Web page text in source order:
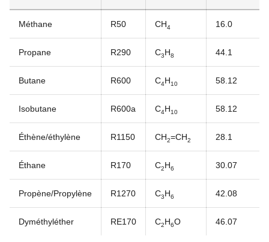
Méthane R50 CH4 16.0
Propane R290 C3H8 44.1
Butane R600 C4H10 58.12
Isobutane R600a C4H10 58.12
Éthène/éthylène R1150 CH2=CH2 28.1
Éthane R170 C2H6 30.07
Propène/Propylène R1270 C3H6 42.08
Dyméthyléther RE170 C2H6O 46.07